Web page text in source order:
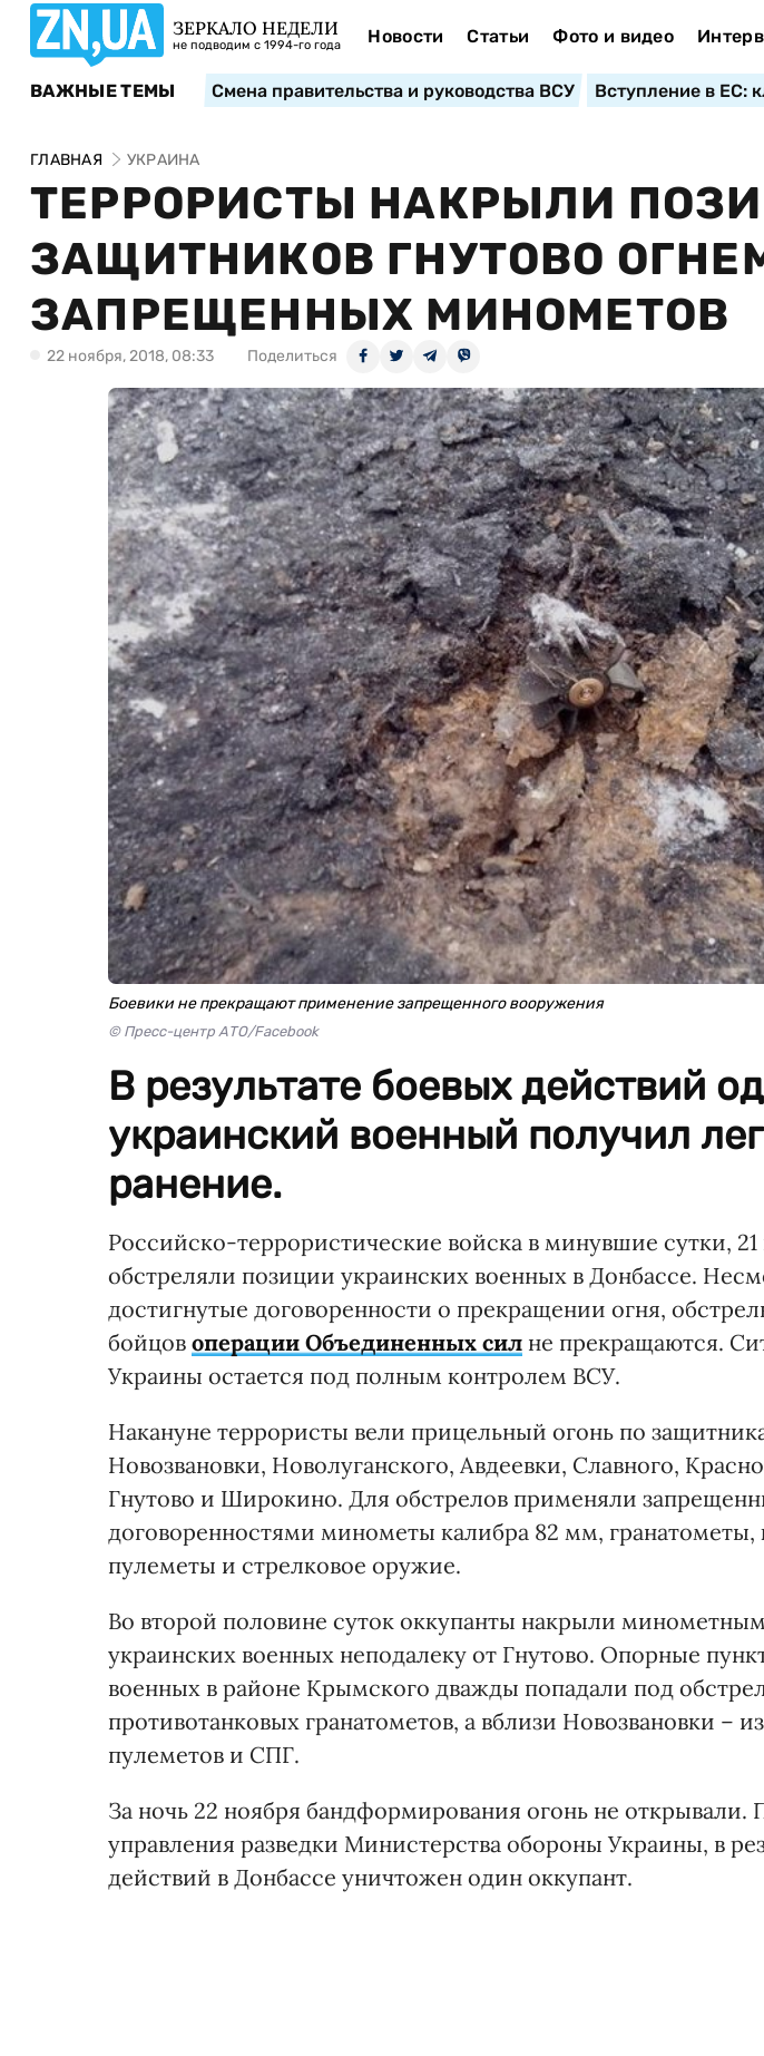
ЗЕРКАЛО НЕДЕЛИ
не подводим с 1994-го года Новости Статьи Фото и видео
ВАЖНЫЕ ТЕМЫ Смена правительства и руководства ВСУ Вступление в ЕС:
ГЛАВНАЯ УКРАИНА
ТЕРРОРИСТЫ НАКРЫЛИ
ЗАЩИТНИКОВ ГНУТОВО
ЗАПРЕЩЕННЫХ МИНОМЕТОВ
22 ноября, 2018, 08:33 Поделиться
Боевики не прекращают применение запрещенного вооружения
© Пресс-центр АТО/Facebook
В результате боевых действий
украинский военный получил
ранение.
Российско-террористические войска в минувшие сутки, 21
обстреляли позиции украинских военных в Донбассе.
достигнутые договоренности о прекращении огня,
бойцов операции Объединенных сил не прекращаются.
Украины остается под полным контролем ВСУ.
Накануне террористы вели прицельный огонь по
Новозвановки, Новолуганского, Авдеевки, Славного,
Гнутово и Широкино. Для обстрелов применяли
договоренностями минометы калибра 82 мм,
пулеметы и стрелковое оружие.
Во второй половине суток оккупанты накрыли
украинских военных неподалеку от Гнутово. Опорные
военных в районе Крымского дважды попадали под
противотанковых гранатометов, а вблизи Новозвановки –
пулеметов и СПГ.
За ночь 22 ноября бандформирования огонь не открывали.
управления разведки Министерства обороны Украины, в
действий в Донбассе уничтожен один оккупант.